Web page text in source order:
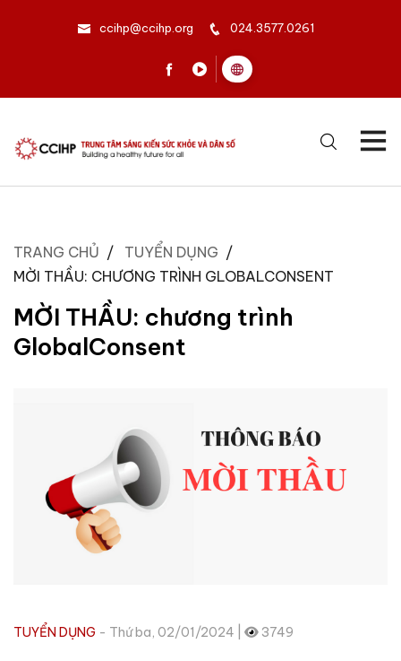
ccihp@ccihp.org 024.3577.0261
TRANG CHỦ
TUYỂN DỤNG
MỜI THẦU: CHƯƠNG TRÌNH GLOBALCONSENT
MỜI THẦU: chương trình
GlobalConsent
TUYỂN DỤNG - Thứ ba, 02/01/2024 | 3749